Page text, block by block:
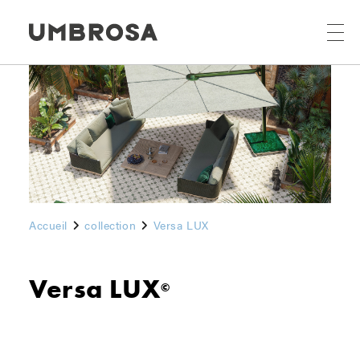
Accueil collection Versa LUX
Versa LUX©